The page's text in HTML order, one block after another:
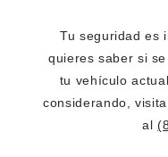
Tu seguridad es
quieres saber si
tu vehículo
considerando,
al